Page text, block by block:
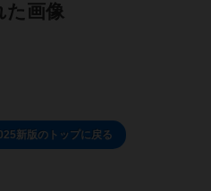
た画像
新版のトップに戻る